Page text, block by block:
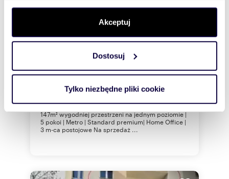
dane są przetwarzane oraz ustaw własne preferencje w
. W Deklaracji plików cookie możesz
zmienić lub wycofać swoją zgodę w dowolnej chwili.
Wykorzystujemy pliki cookie do spersonalizowania treści
i reklam, aby oferować funkcje społecznościowe i
korzystasz z naszej witryny, udostępniamy partnerom
Partnerzy mogą połączyć te informacje z innymi danymi
otrzymanymi od Ciebie lub uzyskanymi podczas
Akceptuj
Dostosuj
Tylko niezbędne pliki cookie
147,30m 5 16 891zł/m
2 488 000 zł
mieszkanie Warszawa, Ursynów, Stary
Imielin, Bekasów
147m² wygodniej przestrzeni na jednym poziomie |
5 pokoi | Metro | Standard premium| Home Office |
3 m-ca postojowe Na sprzedaż ...